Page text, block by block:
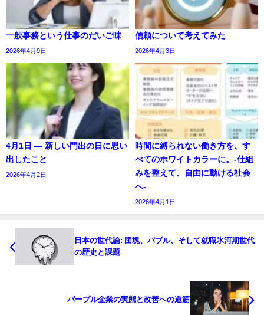
一般事務という仕事のだいご味
2026年4月9日
信頼について考えてみた
2026年4月3日
4月1日 ― 新しい門出の日に思い
出したこと
2026年4月2日
時間に縛られない働き方を、す
べてのホワイトカラーに。-仕組
みを整えて、自由に動ける社会
へ-
2026年4月1日
日本の世代論: 団塊、バブル、そして就職氷河期世代
の歴史と課題
パープル企業の実態と改善への道筋